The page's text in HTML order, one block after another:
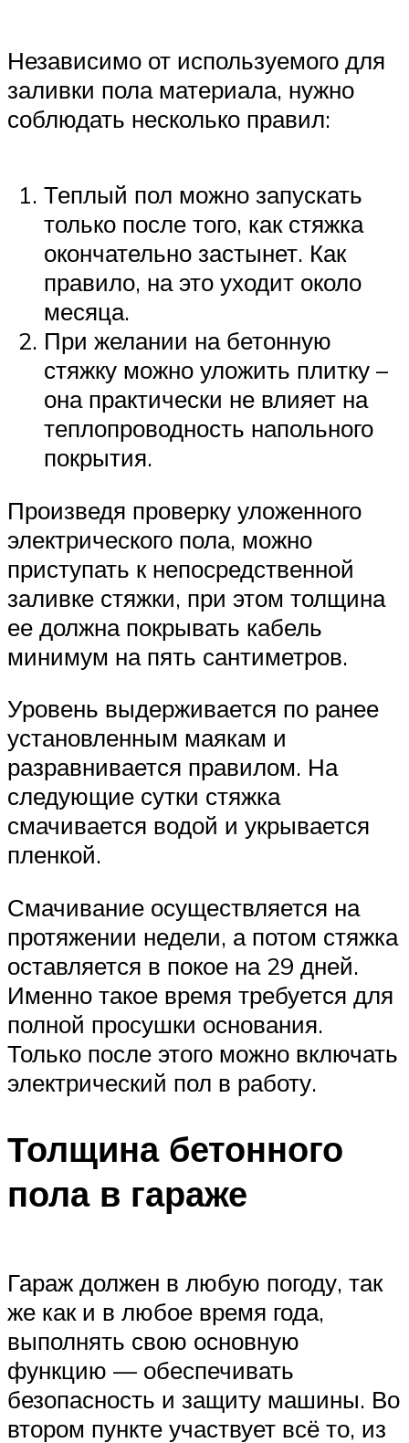
Независимо от используемого для
заливки пола материала, нужно
соблюдать несколько правил:
Теплый пол можно запускать
только после того, как стяжка
окончательно застынет. Как
правило, на это уходит около
месяца.
При желании на бетонную
стяжку можно уложить плитку –
она практически не влияет на
теплопроводность напольного
покрытия.
Произведя проверку уложенного
электрического пола, можно
приступать к непосредственной
заливке стяжки, при этом толщина
ее должна покрывать кабель
минимум на пять сантиметров.
Уровень выдерживается по ранее
установленным маякам и
разравнивается правилом. На
следующие сутки стяжка
смачивается водой и укрывается
пленкой.
Смачивание осуществляется на
протяжении недели, а потом стяжка
оставляется в покое на 29 дней.
Именно такое время требуется для
полной просушки основания.
Только после этого можно включать
электрический пол в работу.
Толщина бетонного
пола в гараже
Гараж должен в любую погоду, так
же как и в любое время года,
выполнять свою основную
функцию — обеспечивать
безопасность и защиту машины. Во
втором пункте участвует всё то, из